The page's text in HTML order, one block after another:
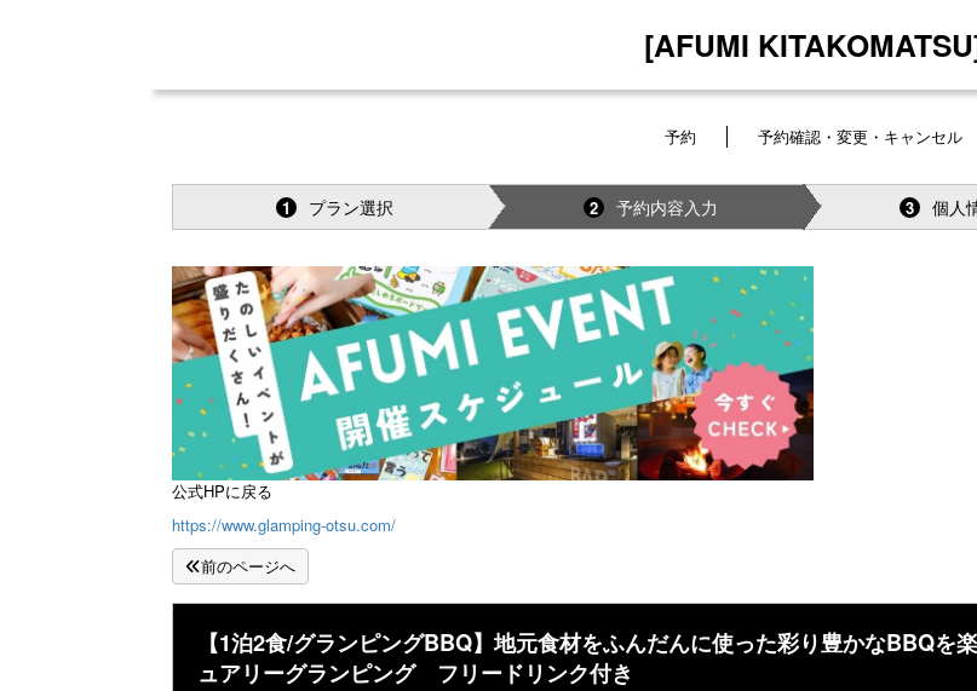
[AFUMI
予約 予約確認・変更・キャンセル
1 プラン選択 2 予約内容入力 3 個人
公式HPに戻る
https://www.glamping-otsu.com/
前のページへ
【1泊2食/グランピングBBQ】地元食材をふんだんに使った彩り豊かなBBQを
ュアリーグランピング フリードリンク付き